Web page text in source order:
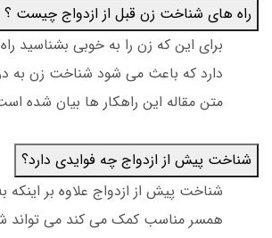
راه های شناخت زن قبل از ازدواج چیست ؟
برای این که زن را به خوبی بشناسید
دارد که باعث می شود شناخت زن به
متن مقاله این راهکار ها بیان شده
شناخت پیش از ازدواج چه فوایدی دارد؟
شناخت پیش از ازدواج علاوه بر اینکه
همسر مناسب کمک می کند می تواند